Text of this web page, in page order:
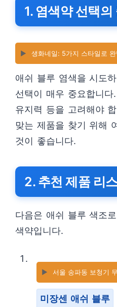
1. 염색약 선택의
▶️ 생화네일: 5가지 스타일로
애쉬 블루 염색을 시도
선택이 매우 중요합니
유지력 등을 고려해야
맞는 제품을 찾기 위해
것이 좋습니다.
2. 추천 제품 리
다음은 애쉬 블루 색조
색약입니다.
▶️ 서울 송파동 보청기
미장센 애쉬 블루